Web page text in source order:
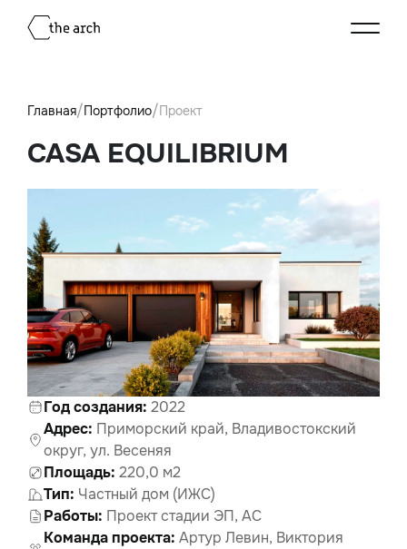
Главная/Портфолио/Проект
CASA EQUILIBRIUM
Год создания: 2022
Адрес: Приморский край, Владивостокский
округ, ул. Весеняя
Площадь: 220,0 м2
Тип: Частный дом (ИЖС)
Работы: Проект стадии ЭП, АС
Команда проекта: Артур Левин, Виктория